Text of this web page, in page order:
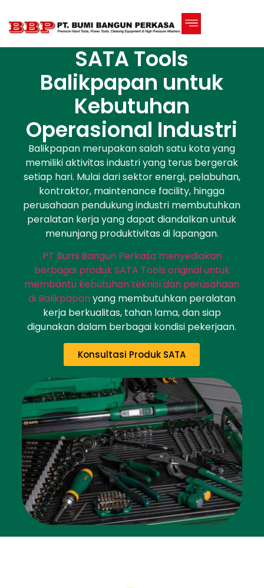
SATA Tools
Balikpapan untuk
Kebutuhan
Operasional Industri
Balikpapan merupakan salah satu kota yang
memiliki aktivitas industri yang terus bergerak
setiap hari. Mulai dari sektor energi, pelabuhan,
kontraktor, maintenance facility, hingga
perusahaan pendukung industri membutuhkan
peralatan kerja yang dapat diandalkan untuk
menunjang produktivitas di lapangan.
PT Bumi Bangun Perkasa menyediakan
berbagai produk SATA Tools original untuk
membantu kebutuhan teknisi dan perusahaan
di Balikpapanyang membutuhkan peralatan
kerja berkualitas, tahan lama, dan siap
digunakan dalam berbagai kondisi pekerjaan.
Konsultasi Produk SATA